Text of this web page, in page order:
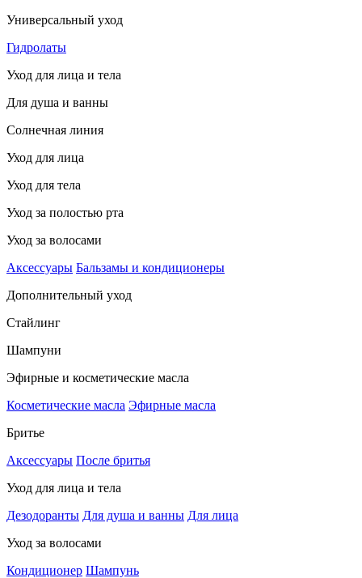
Универсальный уход
Гидролаты
Уход для лица и тела
Для душа и ванны
Солнечная линия
Уход для лица
Уход для тела
Уход за полостью рта
Уход за волосами
Аксессуары Бальзамы и кондиционеры
Дополнительный уход
Стайлинг
Шампуни
Эфирные и косметические масла
Косметические масла Эфирные масла
Бритье
Аксессуары После бритья
Уход для лица и тела
Дезодоранты Для душа и ванны Для лица
Уход за волосами
Кондиционер Шампунь